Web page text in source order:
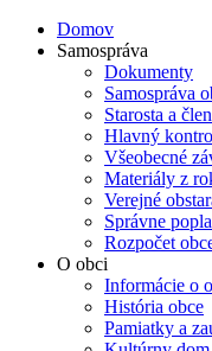
Domov
Samospráva
Dokumenty
Samospráva
Starosta a
Hlavný
Všeobecné
Materiály z
Verejné
Správne
Rozpočet
O obci
Informácie o
História obce
Pamiatky a